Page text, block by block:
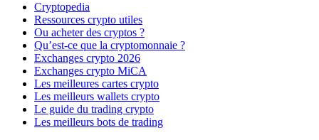
Cryptopedia
Ressources crypto utiles
Ou acheter des cryptos ?
Qu’est-ce que la cryptomonnaie ?
Exchanges crypto 2026
Exchanges crypto MiCA
Les meilleures cartes crypto
Les meilleurs wallets crypto
Le guide du trading crypto
Les meilleurs bots de trading